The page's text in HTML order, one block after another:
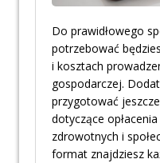
Do prawidłowego
potrzebować
i kosztach
gospodarczej.
przygotować
dotyczące
zdrowotnych i
format znajdziesz